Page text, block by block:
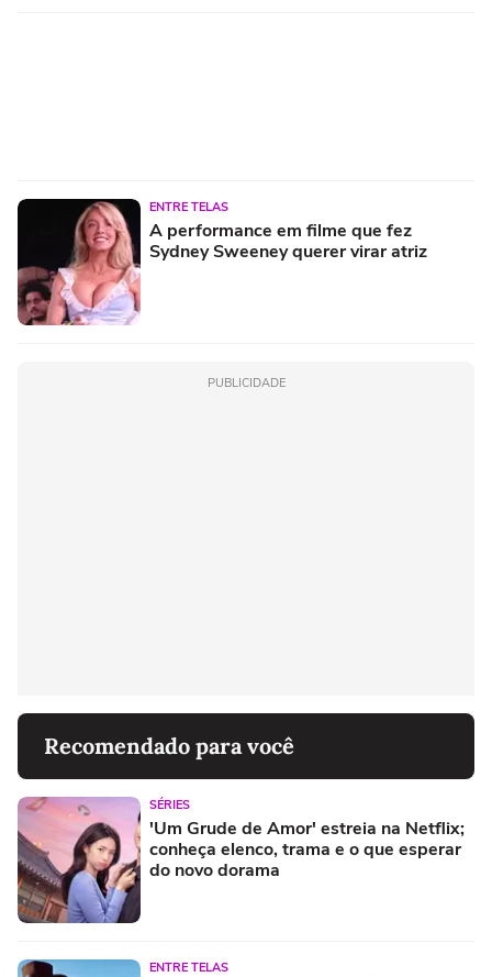
ENTRE TELAS
A performance em filme que fez
Sydney Sweeney querer virar atriz
PUBLICIDADE
Recomendado para você
SÉRIES
'Um Grude de Amor' estreia na Netflix;
conheça elenco, trama e o que esperar
do novo dorama
ENTRE TELAS